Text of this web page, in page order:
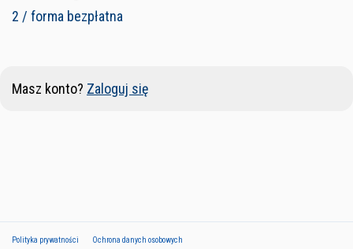
2 / forma bezpłatna
Masz konto? Zaloguj się
Polityka prywatności Ochrona danych osobowych